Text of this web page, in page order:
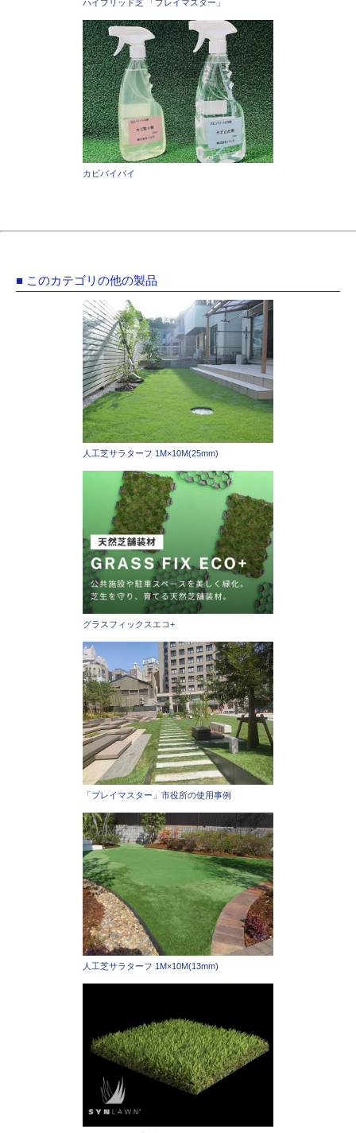
ハイブリッド芝 「プレイマスター」
カビバイバイ
■ このカテゴリの他の製品
人工芝サラターフ 1M×10M(25mm)
グラスフィックスエコ+
「プレイマスター」市役所の使用事例
人工芝サラターフ 1M×10M(13mm)